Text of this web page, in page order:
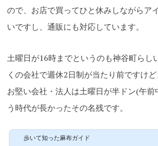
ので、お店で買ってひと休みしながらア
いですし、通販にも対応しています。
土曜日が16時までというのも神谷町らし
くの会社で週休2日制が当たり前ですけ
お堅い会社・法人は土曜日が半ドン(午前
う時代が長かったその名残です。
歩いて知った麻布ガイド